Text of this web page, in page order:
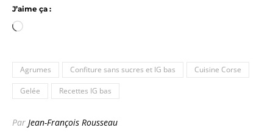
J’aime ça :
Chargement…
Agrumes Confiture sans sucres et IG bas Cuisine Corse
Gelée Recettes IG bas
Par Jean-François Rousseau